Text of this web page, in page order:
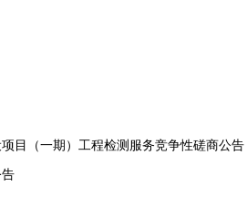
目（一期）工程检测服务竞争性磋商公告